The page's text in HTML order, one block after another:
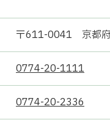
〒611-0041 京都
0774-20-1111
0774-20-2336